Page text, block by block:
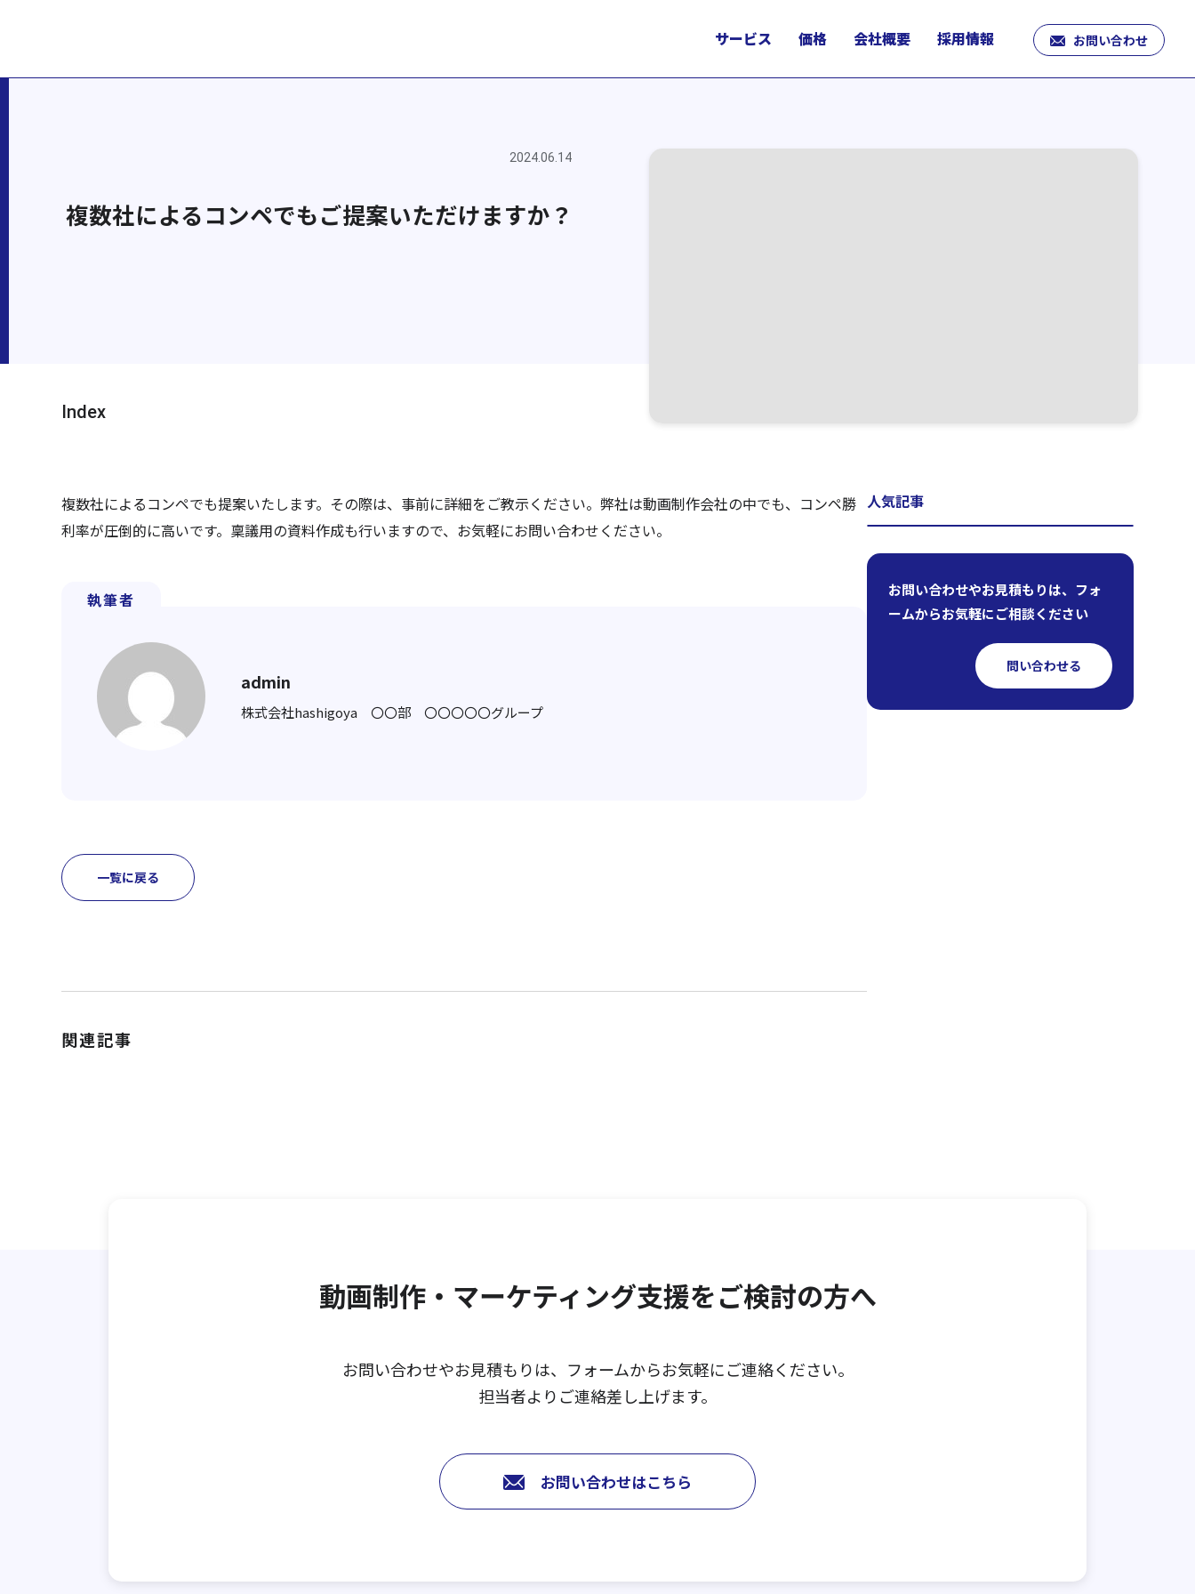
サービス 価格 会社概要 採用情報 お問い合わせ
2024.06.14
複数社によるコンペでもご提案いただけますか？
Index
人気記事
お問い合わせやお見積もりは、フォ
ームからお気軽にご相談ください
問い合わせる
複数社によるコンペでも提案いたします。その際は、事前に詳細をご教示ください。弊社は動画制作会社の中でも、コンペ勝
利率が圧倒的に高いです。稟議用の資料作成も行いますので、お気軽にお問い合わせください。
執筆者
admin
株式会社hashigoya 〇〇部 〇〇〇〇〇グループ
一覧に戻る
関連記事
動画制作・マーケティング支援をご検討の方へ
お問い合わせやお見積もりは、 フォームからお気軽にご連絡ください。
担当者よりご連絡差し上げます。
お問い合わせはこちら